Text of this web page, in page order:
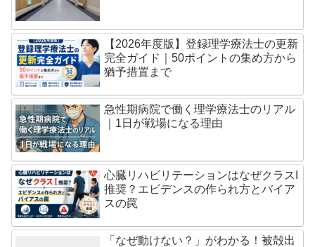
【2026年度版】登録理学療法士の更新
完全ガイド｜50ポイントの集め方から
猶予措置まで
急性期病院で働く理学療法士のリアル
｜1日が戦場になる理由
心臓リハビリテーションはなぜクラスI
推奨？エビデンスの作られ方とバイア
スの罠
「なぜ動けない？」がわかる！被殻出